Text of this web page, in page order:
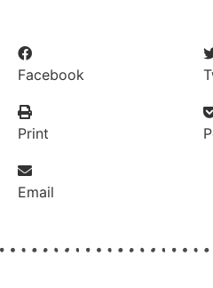
Facebook
Print
Email